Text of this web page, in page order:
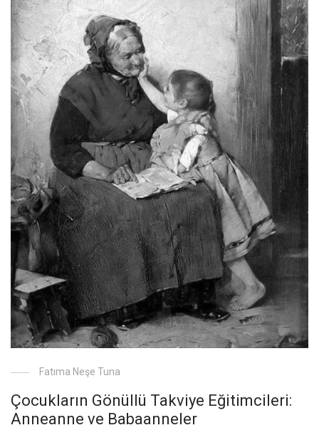
Fatıma Neşe Tuna
Çocukların Gönüllü Takviye Eğitimcileri:
Anneanne ve Babaanneler